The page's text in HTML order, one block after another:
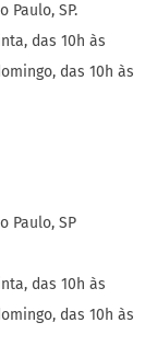
Paulo, SP.
das 10h às
das 10h às
Paulo, SP
das 10h às
das 10h às